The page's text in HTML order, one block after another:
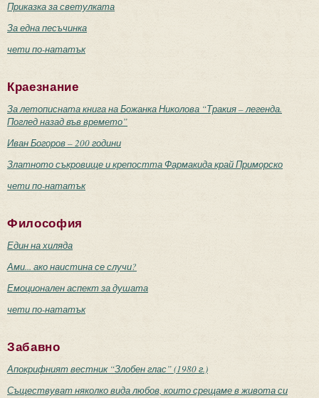
Приказка за светулката
За една песъчинка
чети по-нататък
Краезнание
За летописната книга на Божанка Николова “Тракия – легенда.
Поглед назад във времето”
Иван Богоров – 200 години
Златното съкровище и крепостта Фармакида край Приморско
чети по-нататък
Философия
Един на хиляда
Ами... ако наистина се случи?
Емоционален аспект за душата
чети по-нататък
Забавно
Апокрифният вестник “Злобен глас” (1980 г.)
Съществуват няколко вида любов, които срещаме в живота си